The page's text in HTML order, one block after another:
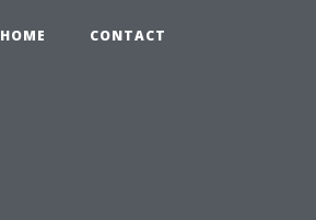
HOME CONTACT